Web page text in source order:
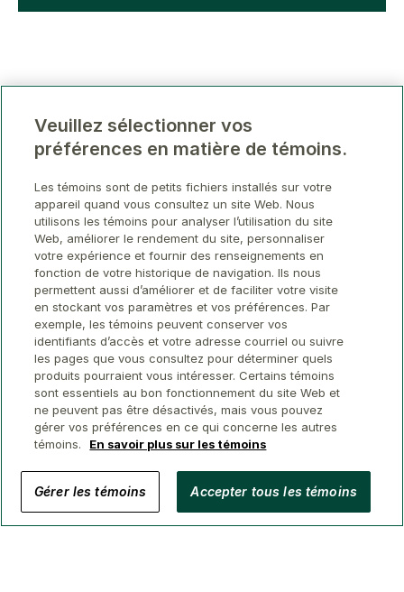
Confidentialité Avis juridique Sécurité
Accessibilité
Veuillez sélectionner vos
préférences en matière de témoins.
Les témoins sont de petits fichiers installés sur votre
appareil quand vous consultez un site Web. Nous
utilisons les témoins pour analyser l’utilisation du site
Web, améliorer le rendement du site, personnaliser
votre expérience et fournir des renseignements en
fonction de votre historique de navigation. Ils nous
permettent aussi d’améliorer et de faciliter votre visite
en stockant vos paramètres et vos préférences. Par
exemple, les témoins peuvent conserver vos
identifiants d’accès et votre adresse courriel ou suivre
les pages que vous consultez pour déterminer quels
produits pourraient vous intéresser. Certains témoins
sont essentiels au bon fonctionnement du site Web et
ne peuvent pas être désactivés, mais vous pouvez
gérer vos préférences en ce qui concerne les autres
témoins.
En savoir plus sur les témoins
Gérer les témoins Accepter tous les témoins